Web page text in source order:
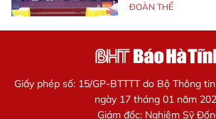
ĐOÀN THỂ
Giấy phép số: 15/GP-BTTTT do Bộ Thông
ngày 17 tháng 01 năm
Giám đốc: Nghiêm Sỹ